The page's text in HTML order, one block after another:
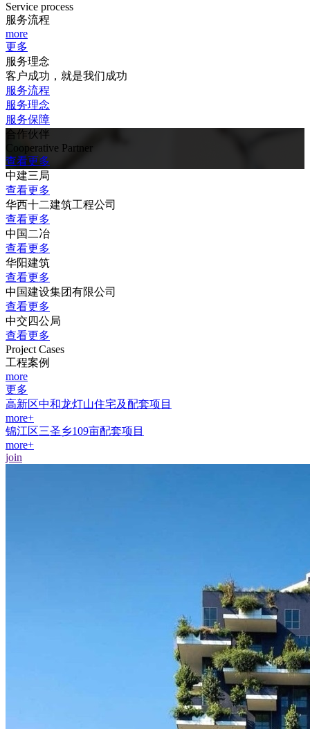
Service process
服务流程
more
更多
服务理念
客户成功，就是我们成功
服务流程
服务理念
服务保障
合作伙伴
Cooperative Partner
查看更多
中建三局
查看更多
华西十二建筑工程公司
查看更多
中国二冶
查看更多
华阳建筑
查看更多
中国建设集团有限公司
查看更多
中交四公局
查看更多
Project Cases
工程案例
more
更多
高新区中和龙灯山住宅及配套项目
more+
锦江区三圣乡109亩配套项目
more+
join